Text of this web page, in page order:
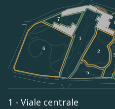
1 - Viale centrale